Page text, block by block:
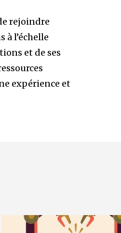
rejoindre
l’échelle
et de ses
expérience et